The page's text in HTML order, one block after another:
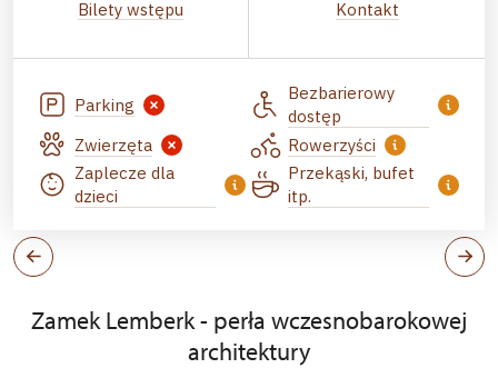
Bilety wstępu Kontakt
Parking
Bezbarierowy
dostęp
Zwierzęta
Rowerzyści
Zaplecze dla
dzieci
Przekąski, bufet
itp.
Zamek Lemberk - perła wczesnobarokowej
architektury